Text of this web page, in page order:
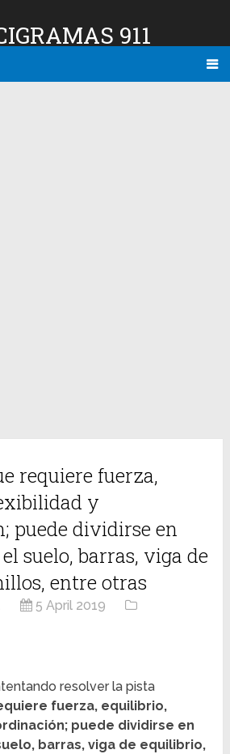
911
requiere fuerza,
y
puede dividirse en
suelo, barras, viga de
entre otras
5 April 2019
resolver la pista
fuerza, equilibrio,
puede dividirse en
barras, viga de equilibrio,